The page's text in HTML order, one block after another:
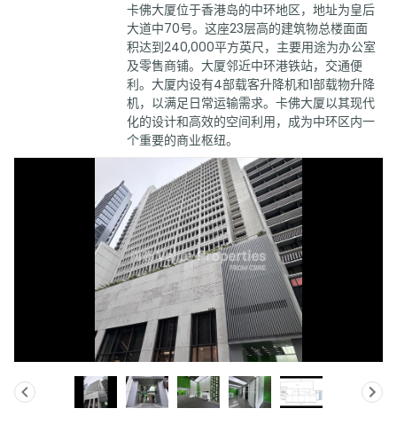
卡佛大厦位于香港岛的中环地区，地址为皇后
大道中70号。这座23层高的建筑物总楼面面
积达到240,000平方英尺，主要用途为办公室
及零售商铺。大厦邻近中环港铁站，交通便
利。大厦内设有4部载客升降机和1部载物升降
机，以满足日常运输需求。卡佛大厦以其现代
化的设计和高效的空间利用，成为中环区内一
个重要的商业枢纽。